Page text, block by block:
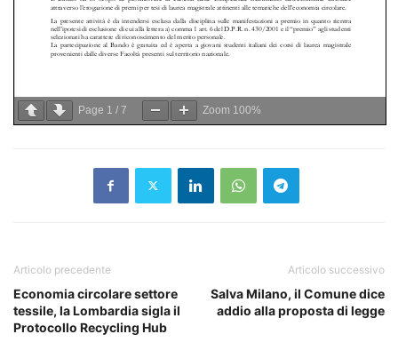
Page 1 / 7 Zoom 100%
Articolo precedente
Economia circolare settore
tessile, la Lombardia sigla il
Protocollo Recycling Hub
Articolo successivo
Salva Milano, il Comune dice
addio alla proposta di legge